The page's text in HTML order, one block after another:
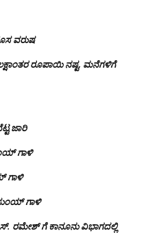
ವರುಷ
ರೂಪಾಯಿ ನಷ್ಟ, ಮನೆಗಳಿಗೆ
ಜಾರಿ
ಗಾಳಿ
ಗಾಳಿ
ಗಾಳಿ
ರಮೇಶ್ ಗೆ ಕಾನೂನು ವಿಭಾಗದಲ್ಲಿ